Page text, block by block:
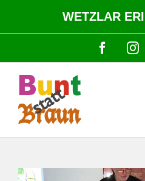
springen
WETZLAR